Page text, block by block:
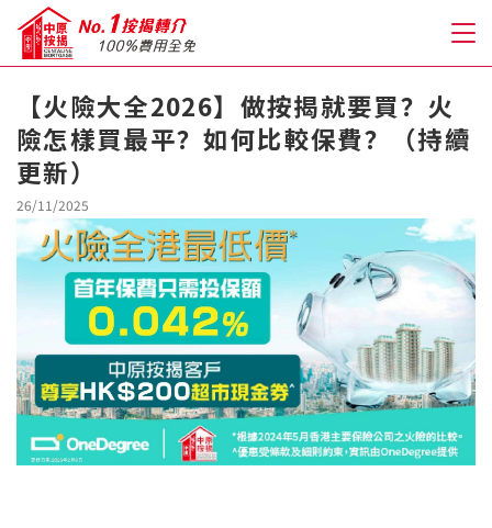
關於我們
格到至抵按揭
人才房貸・開戶優惠
免費房貸轉介服務
免費開戶轉介服務
私人貸款
【火險大全2026】做按揭就要買？火
險怎樣買最平？如何比較保費？（持續
更新）
26/11/2025